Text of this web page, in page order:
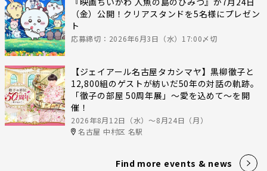
（金）公開！クリアスタンドを5名様にプレゼン
ト
応募締切：2026年6月3日（水）17:00〆切
【ジェイアール名古屋タカシマヤ】黒柳徹子と
12,800組のゲストが紡いだ50年の対話の軌跡。
「徹子の部屋 50周年展」～愛を込めて～を開
催！
2026年8月12日（水）〜8月24日（月）
名古屋 中村区 名駅
Find more events & news